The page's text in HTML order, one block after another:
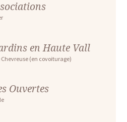
en Haute Vall
Chevreuse (en covoiturage)
Ouvertes